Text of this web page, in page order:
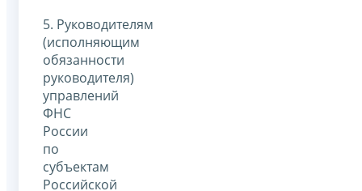
5. Руководителям
(исполняющим
обязанности
руководителя)
управлений
ФНС
России
по
субъектам
Российской